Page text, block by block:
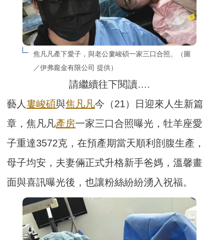
焦凡凡產下愛子，與老公婁峻碩一家三口合照。（圖
／伊弗龐金有限公司 提供）
請繼續往下閱讀….
藝人婁峻碩與焦凡凡今（21）日迎來人生新篇
章，焦凡凡產房一家三口合照曝光，牡羊座愛
子重達3572克，在預產期當天順利剖腹生產，
母子均安，夫妻倆正式升格新手爸媽，溫馨畫
面與喜訊曝光後，也讓粉絲紛紛湧入祝福。